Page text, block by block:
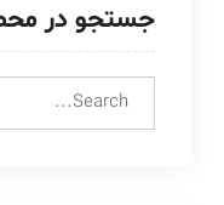
جستجو در
Search